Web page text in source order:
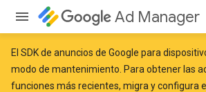
Ad Manager
El SDK de anuncios de Google para
modo de mantenimiento. Para obtener las
funciones más recientes, migra yconfigura